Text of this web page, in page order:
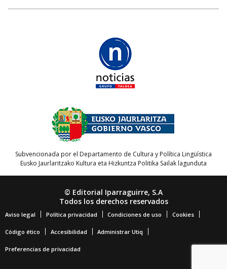
Subvencionada por el Departamento de Cultura y Política Lingüística
Eusko Jaurlaritzako Kultura eta Hizkuntza Politika Sailak lagunduta
© Editorial Iparraguirre, S.A
Todos los derechos reservados
Aviso legal Política privacidad Condiciones de uso Cookies
Código ético Accesibilidad Administrar Utiq
Preferencias de privacidad